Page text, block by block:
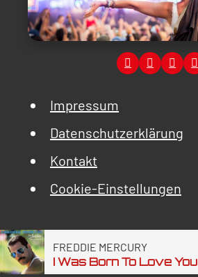
Impressum
Datenschutzerklärung
Kontakt
Cookie-Einstellungen
FREDDIE MERCURY
I Was Born To Love You